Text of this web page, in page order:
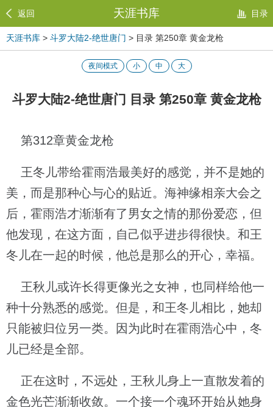
返回 天涯书库 目录
天涯书库 > 斗罗大陆2-绝世唐门 > 目录 第250章 黄金龙枪
夜间模式 小 中 大
斗罗大陆2-绝世唐门 目录 第250章 黄金龙枪
第312章黄金龙枪
王冬儿带给霍雨浩最美好的感觉，并不是她的
美，而是那种心与心的贴近。海神缘相亲大会之
后，霍雨浩才渐渐有了男女之情的那份爱恋，但
他发现，在这方面，自己似乎进步得很快。和王
冬儿在一起的时候，他总是那么的开心，幸福。
王秋儿或许长得更像光之女神，也同样给他一
种十分熟悉的感觉。但是，和王冬儿相比，她却
只能被归位另一类。因为此时在霍雨浩心中，冬
儿已经是全部。
正在这时，不远处，王秋儿身上一直散发着的
金色光芒渐渐收敛。一个接一个魂环开始从她身